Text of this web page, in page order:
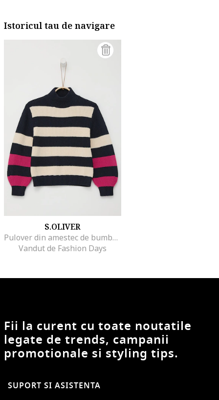
Istoricul tau de navigare
S.OLIVER
Pulover din amestec de bumbac cu model in dungi
Vandut de Fashion Days
Fii la curent cu toate noutatile
legate de trends, campanii
promotionale si styling tips.
SUPORT SI ASISTENTA